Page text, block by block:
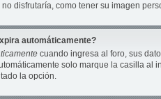
disfrutaría, como tener su imagen
automáticamente?
cuando ingresa al foro, sus
solo marque la casilla
la opción.